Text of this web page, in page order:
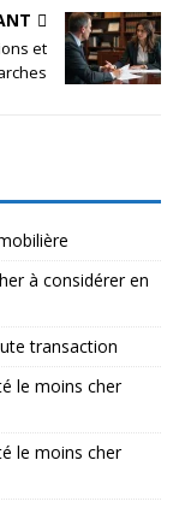
et
à considérer en
transaction
le moins cher
le moins cher